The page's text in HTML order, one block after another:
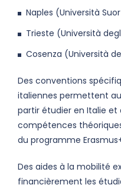
Naples (Università
Trieste (Università
Cosenza (Università
Des conventions
italiennes permettent
partir étudier en Italie et
compétences
du programme
Des aides à la mobilité
financièrement les